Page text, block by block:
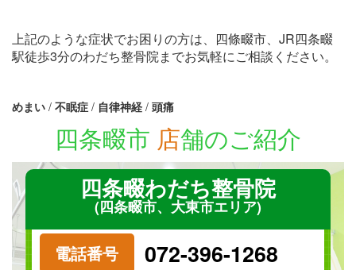
上記のような症状でお困りの方は、四條畷市、JR四条畷
駅徒歩3分のわだち整骨院までお気軽にご相談ください。
めまい / 不眠症 / 自律神経 / 頭痛
四条畷市 店舗のご紹介
四条畷わだち整骨院
(四条畷市、大東市エリア)
電話番号 072-396-1268